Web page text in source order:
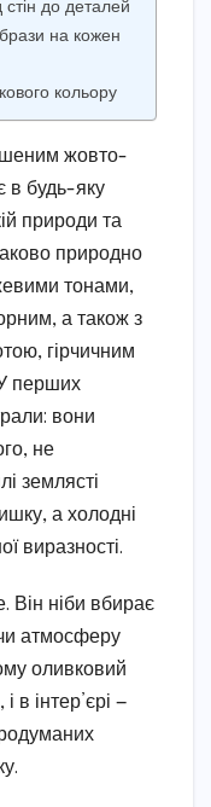
стін до деталей
на кожен
кольору
жовто-
в будь-яку
природи та
природно
тонами,
а також з
гірчичним
перших
вони
не
землясті
а холодні
виразності.
Він ніби вбирає
атмосферу
оливковий
в інтер’єрі —